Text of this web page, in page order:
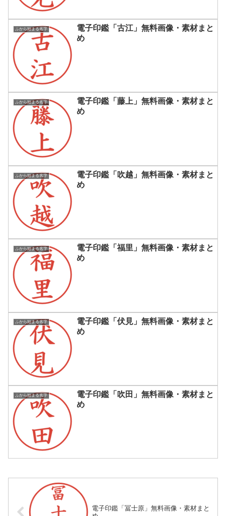
ふから始まる名字
電子印鑑「古江」無料画像・素材まと
め
ふから始まる名字
電子印鑑「藤上」無料画像・素材まと
め
ふから始まる名字
電子印鑑「吹越」無料画像・素材まと
め
ふから始まる名字
電子印鑑「福里」無料画像・素材まと
め
ふから始まる名字
電子印鑑「伏見」無料画像・素材まと
め
ふから始まる名字
電子印鑑「吹田」無料画像・素材まと
め
電子印鑑「冨士原」無料画像・素材まと